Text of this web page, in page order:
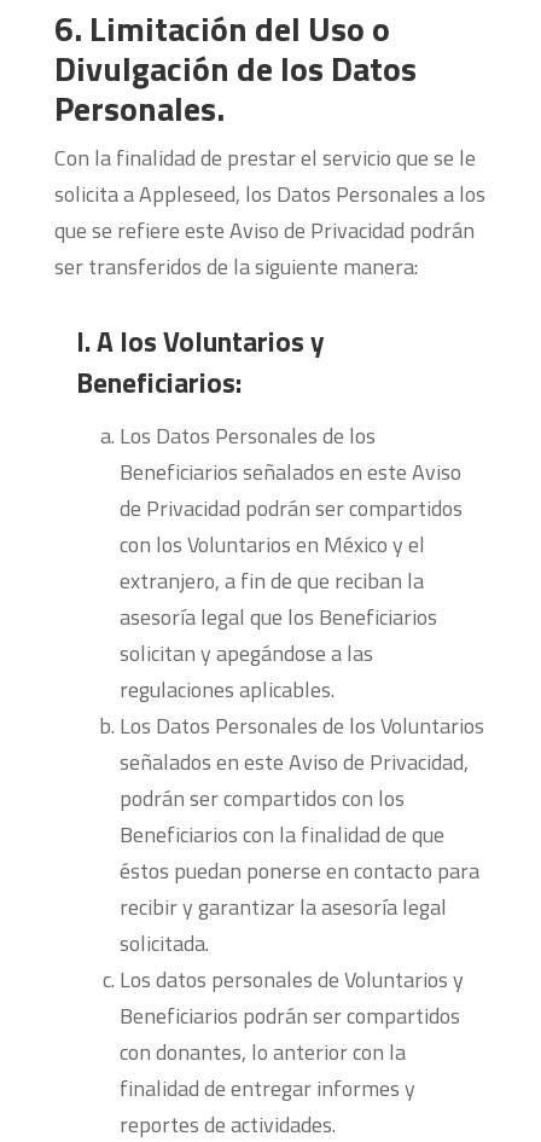
6. Limitación del Uso o
Divulgación de los Datos
Personales.
Con la finalidad de prestar el servicio que se le
solicita a Appleseed, los Datos Personales a los
que se refiere este Aviso de Privacidad podrán
ser transferidos de la siguiente manera:
I. A los Voluntarios y
Beneficiarios:
Los Datos Personales de los
Beneficiarios señalados en este Aviso
de Privacidad podrán ser compartidos
con los Voluntarios en México y el
extranjero, a fin de que reciban la
asesoría legal que los Beneficiarios
solicitan y apegándose a las
regulaciones aplicables.
Los Datos Personales de los Voluntarios
señalados en este Aviso de Privacidad,
podrán ser compartidos con los
Beneficiarios con la finalidad de que
éstos puedan ponerse en contacto para
recibir y garantizar la asesoría legal
solicitada.
Los datos personales de Voluntarios y
Beneficiarios podrán ser compartidos
con donantes, lo anterior con la
finalidad de entregar informes y
reportes de actividades.